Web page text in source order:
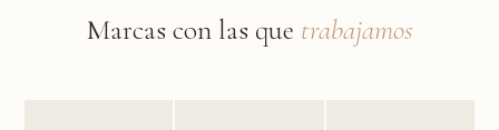
Marcas con las que trabajamos